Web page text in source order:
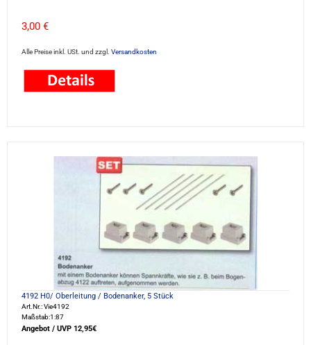
3,00 €
Alle Preise inkl. USt. und zzgl. Versandkosten
4192 H0/ Oberleitung / Bodenanker, 5 Stück
Art.Nr.: Vie4192
Maßstab:1:87
Angebot / UVP 12,95€